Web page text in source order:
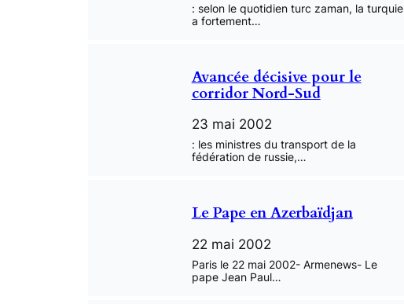
: selon le quotidien turc zaman, la turquie
a fortement…
Avancée décisive pour le
corridor Nord-Sud
23 mai 2002
: les ministres du transport de la
fédération de russie,…
Le Pape en Azerbaïdjan
22 mai 2002
Paris le 22 mai 2002- Armenews- Le
pape Jean Paul…